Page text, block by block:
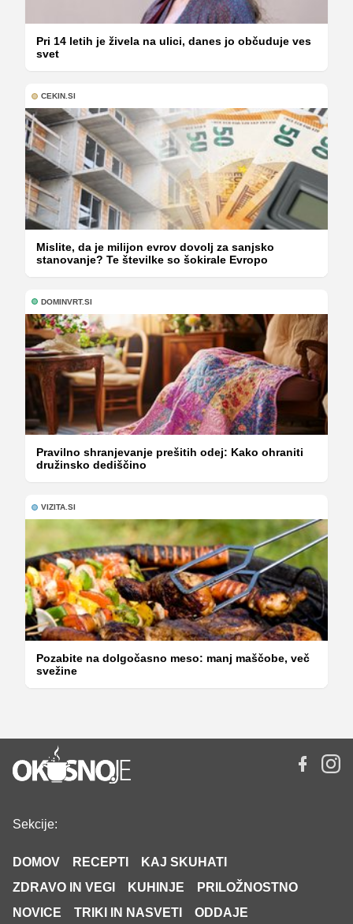
Pri 14 letih je živela na ulici, danes jo občuduje ves
svet
CEKIN.SI
Mislite, da je milijon evrov dovolj za sanjsko
stanovanje? Te številke so šokirale Evropo
DOMINVRT.SI
Pravilno shranjevanje prešitih odej: Kako ohraniti
družinsko dediščino
VIZITA.SI
Pozabite na dolgočasno meso: manj maščobe, več
svežine
Sekcije:
DOMOV RECEPTI
KAJ SKUHATI
ZDRAVO IN VEGI
KUHINJE
PRILOŽNOSTNO
NOVICE
TRIKI IN NASVETI ODDAJE